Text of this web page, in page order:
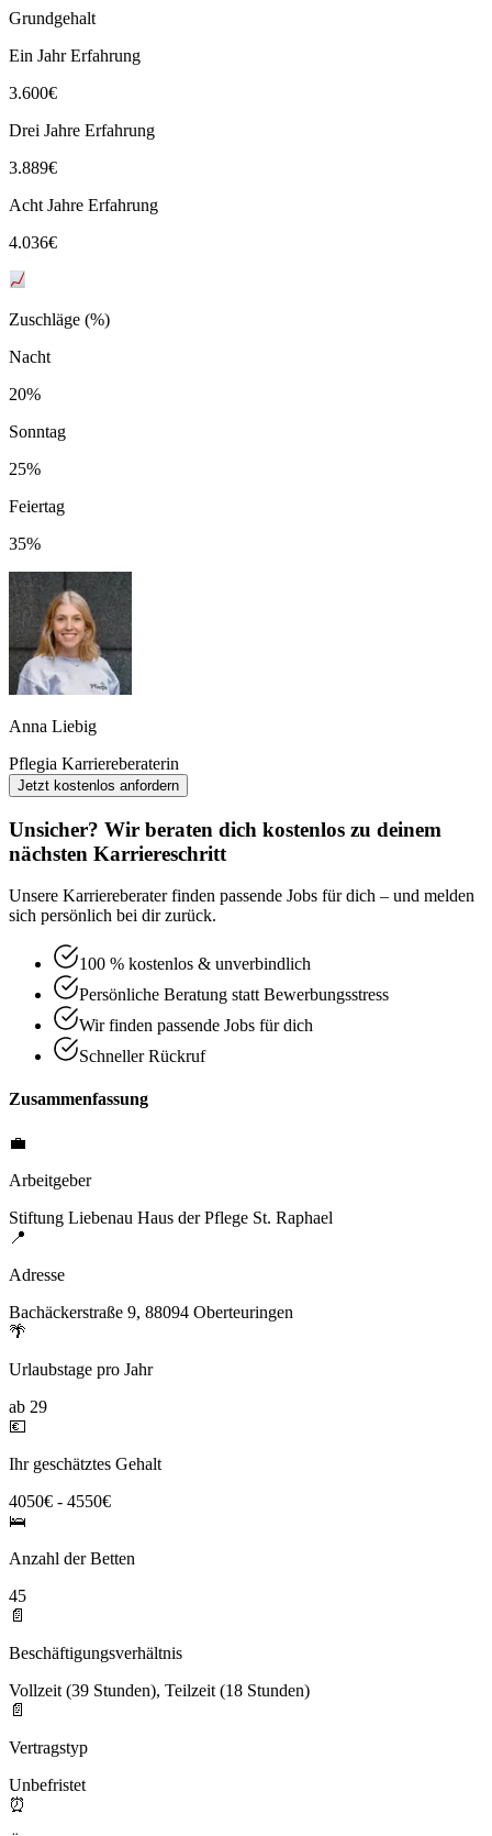
Grundgehalt
Ein Jahr Erfahrung
3.600€
Drei Jahre Erfahrung
3.889€
Acht Jahre Erfahrung
4.036€
Zuschläge (%)
Nacht
20%
Sonntag
25%
Feiertag
35%
Anna Liebig
Pflegia Karriereberaterin
Jetzt kostenlos anfordern
Unsicher? Wir beraten dich kostenlos zu deinem
nächsten Karriereschritt
Unsere Karriereberater finden passende Jobs für dich – und melden
sich persönlich bei dir zurück.
100 % kostenlos & unverbindlich
Persönliche Beratung statt Bewerbungsstress
Wir finden passende Jobs für dich
Schneller Rückruf
Zusammenfassung
💼
Arbeitgeber
Stiftung Liebenau Haus der Pflege St. Raphael
📍
Adresse
Bachäckerstraße 9, 88094 Oberteuringen
🌴
Urlaubstage pro Jahr
ab 29
💶
Ihr geschätztes Gehalt
4050€ - 4550€
🛌
Anzahl der Betten
45
📄
Beschäftigungsverhältnis
Vollzeit (39 Stunden), Teilzeit (18 Stunden)
📄
Vertragstyp
Unbefristet
⏰